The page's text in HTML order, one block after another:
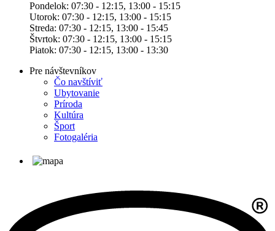
Pondelok: 07:30 - 12:15, 13:00 - 15:15
Utorok: 07:30 - 12:15, 13:00 - 15:15
Streda: 07:30 - 12:15, 13:00 - 15:45
Štvrtok: 07:30 - 12:15, 13:00 - 15:15
Piatok: 07:30 - 12:15, 13:00 - 13:30
Pre návštevníkov
Čo navštíviť
Ubytovanie
Príroda
Kultúra
Šport
Fotogaléria